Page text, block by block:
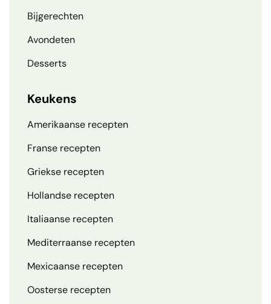
Bijgerechten
Avondeten
Desserts
Keukens
Amerikaanse recepten
Franse recepten
Griekse recepten
Hollandse recepten
Italiaanse recepten
Mediterraanse recepten
Mexicaanse recepten
Oosterse recepten